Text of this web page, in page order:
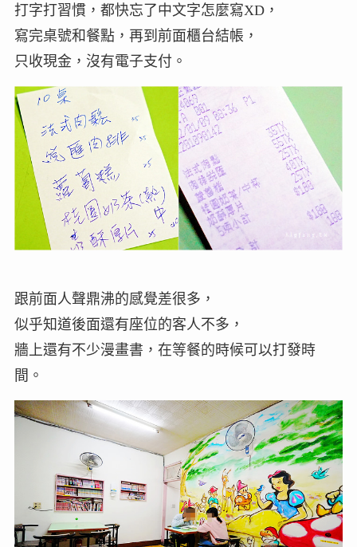
打字打習慣，都快忘了中文字怎麼寫XD，
寫完桌號和餐點，再到前面櫃台結帳，
只收現金，沒有電子支付。
跟前面人聲鼎沸的感覺差很多，
似乎知道後面還有座位的客人不多，
牆上還有不少漫畫書，在等餐的時候可以打發時
間。